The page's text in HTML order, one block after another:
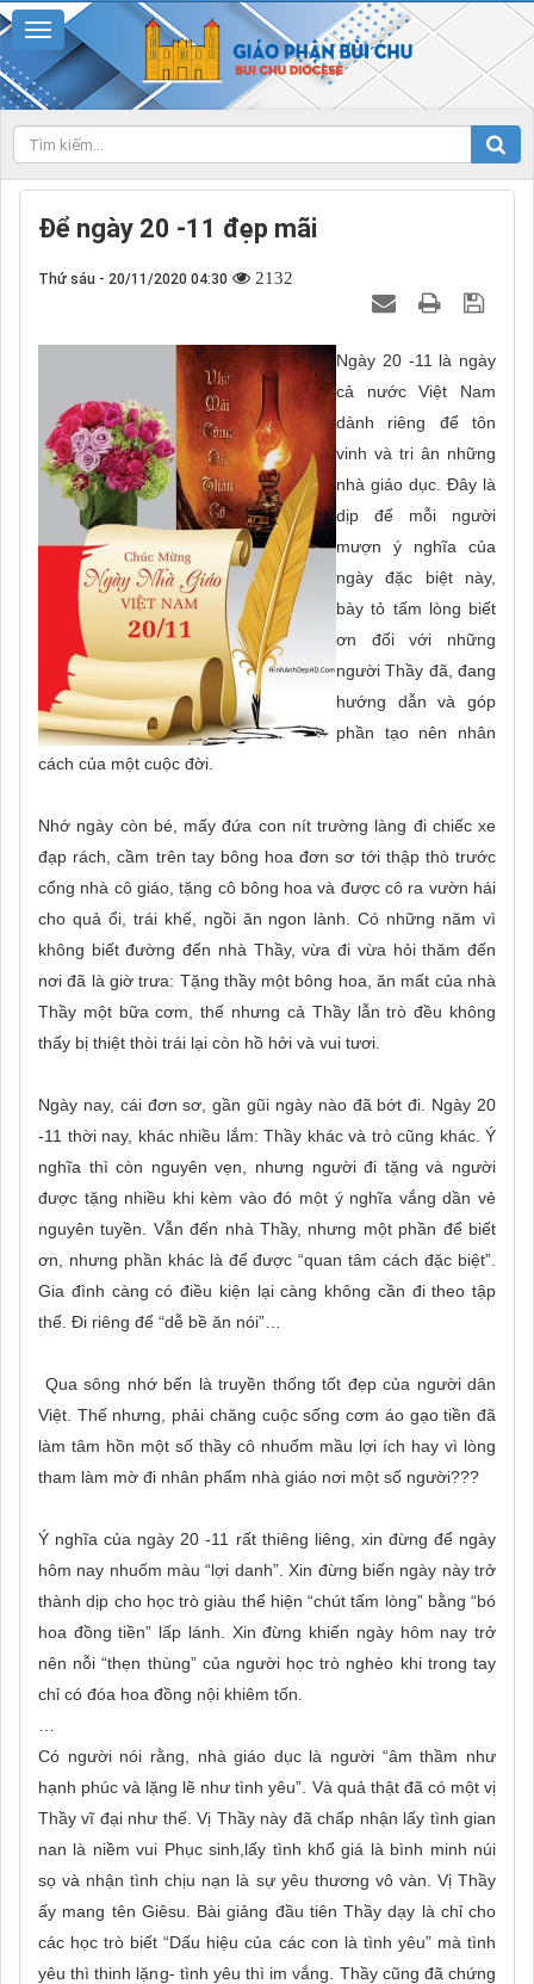
Để ngày 20 -11 đẹp mãi
Thứ sáu - 20/11/2020 04:30 2132
Ngày 20 -11 là ngày
cả nước Việt Nam
dành riêng để tôn
vinh và tri ân những
nhà giáo dục. Đây là
dịp để mỗi người
mượn ý nghĩa của
ngày đặc biệt này,
bày tỏ tấm lòng biết
ơn đối với những
người Thầy đã, đang
hướng dẫn và góp
phần tạo nên nhân
cách của một cuộc đời.
Nhớ ngày còn bé, mấy đứa con nít trường làng đi chiếc xe
đạp rách, cầm trên tay bông hoa đơn sơ tới thập thò trước
cổng nhà cô giáo, tặng cô bông hoa và được cô ra vườn hái
cho quả ổi, trái khế, ngồi ăn ngon lành. Có những năm vì
không biết đường đến nhà Thầy, vừa đi vừa hỏi thăm đến
nơi đã là giờ trưa: Tặng thầy một bông hoa, ăn mất của nhà
Thầy một bữa cơm, thế nhưng cả Thầy lẫn trò đều không
thấy bị thiệt thòi trái lại còn hồ hởi và vui tươi.
Ngày nay, cái đơn sơ, gần gũi ngày nào đã bớt đi. Ngày 20
-11 thời nay, khác nhiều lắm: Thầy khác và trò cũng khác. Ý
nghĩa thì còn nguyên vẹn, nhưng người đi tặng và người
được tặng nhiều khi kèm vào đó một ý nghĩa vắng dần vẻ
nguyên tuyền. Vẫn đến nhà Thầy, nhưng một phần để biết
ơn, nhưng phần khác là để được “quan tâm cách đặc biệt”.
Gia đình càng có điều kiện lại càng không cần đi theo tập
thể. Đi riêng để “dễ bề ăn nói”…
Qua sông nhớ bến là truyền thống tốt đẹp của người dân
Việt. Thế nhưng, phải chăng cuộc sống cơm áo gạo tiền đã
làm tâm hồn một số thầy cô nhuốm mầu lợi ích hay vì lòng
tham làm mờ đi nhân phẩm nhà giáo nơi một số người???
Ý nghĩa của ngày 20 -11 rất thiêng liêng, xin đừng để ngày
hôm nay nhuốm màu “lợi danh”. Xin đừng biến ngày này trở
thành dịp cho học trò giàu thể hiện “chút tấm lòng” bằng “bó
hoa đồng tiền” lấp lánh. Xin đừng khiến ngày hôm nay trở
nên nỗi “thẹn thùng” của người học trò nghèo khi trong tay
chỉ có đóa hoa đồng nội khiêm tốn.
Có người nói rằng, nhà giáo dục là người “âm thầm như
hạnh phúc và lặng lẽ như tình yêu”. Và quả thật đã có một vị
Thầy vĩ đại như thế. Vị Thầy này đã chấp nhận lấy tình gian
nan là niềm vui Phục sinh,lấy tình khổ giá là bình minh núi
sọ và nhận tình chịu nạn là sự yêu thương vô vàn. Vị Thầy
ấy mang tên Giêsu. Bài giảng đầu tiên Thầy dạy là chỉ cho
các học trò biết “Dấu hiệu của các con là tình yêu” mà tình
yêu thì thinh lặng- tình yêu thì im vắng. Thầy cũng đã chứng